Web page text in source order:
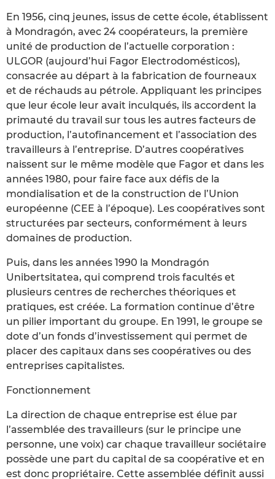
En 1956, cinq jeunes, issus de cette école, établissent
à Mondragón, avec 24 coopérateurs, la première
unité de production de l’actuelle corporation :
ULGOR (aujourd’hui Fagor Electrodomésticos),
consacrée au départ à la fabrication de fourneaux
et de réchauds au pétrole. Appliquant les principes
que leur école leur avait inculqués, ils accordent la
primauté du travail sur tous les autres facteurs de
production, l’autofinancement et l’association des
travailleurs à l’entreprise. D’autres coopératives
naissent sur le même modèle que Fagor et dans les
années 1980, pour faire face aux défis de la
mondialisation et de la construction de l’Union
européenne (CEE à l’époque). Les coopératives sont
structurées par secteurs, conformément à leurs
domaines de production.
Puis, dans les années 1990 la Mondragón
Unibertsitatea, qui comprend trois facultés et
plusieurs centres de recherches théoriques et
pratiques, est créée. La formation continue d’être
un pilier important du groupe. En 1991, le groupe se
dote d’un fonds d’investissement qui permet de
placer des capitaux dans ses coopératives ou des
entreprises capitalistes.
Fonctionnement
La direction de chaque entreprise est élue par
l’assemblée des travailleurs (sur le principe une
personne, une voix) car chaque travailleur sociétaire
possède une part du capital de sa coopérative et en
est donc propriétaire. Cette assemblée définit aussi